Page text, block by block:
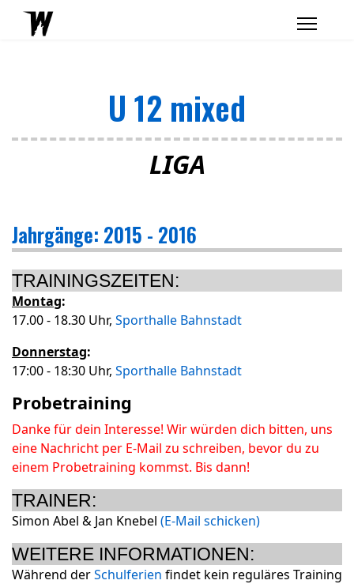
U 12 mixed
LIGA
Jahrgänge: 2015 - 2016
TRAININGSZEITEN:
Montag:
17.00 - 18.30 Uhr, Sporthalle Bahnstadt
Donnerstag:
17:00 - 18:30 Uhr, Sporthalle Bahnstadt
Probetraining
Danke für dein Interesse! Wir würden dich bitten, uns
eine Nachricht per E-Mail zu schreiben, bevor du zu
einem Probetraining kommst. Bis dann!
TRAINER:
Simon Abel & Jan Knebel (E-Mail schicken)
WEITERE INFORMATIONEN:
Während derSchulferien findet kein reguläres Training